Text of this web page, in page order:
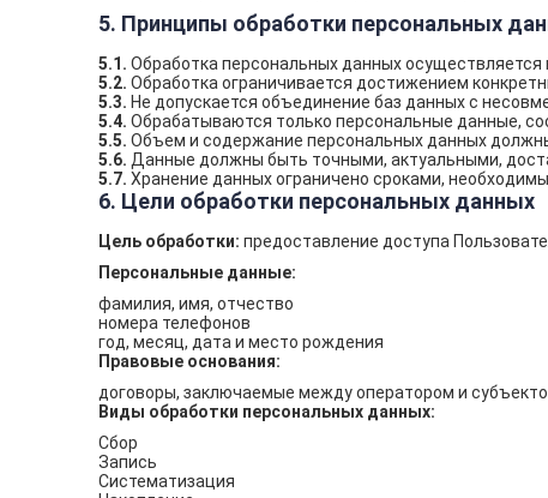
5. Принципы обработки персональных
5.1. Обработка персональных данных осуществляется
5.2. Обработка ограничивается достижением
5.3. Не допускается объединение баз данных с
5.4. Обрабатываются только персональные данные,
5.5. Объем и содержание персональных данных
5.6. Данные должны быть точными, актуальными,
5.7. Хранение данных ограничено сроками,
6. Цели обработки персональных данных
Цель обработки: предоставление доступа
Персональные данные:
фамилия, имя, отчество
номера телефонов
год, месяц, дата и место рождения
Правовые основания:
договоры, заключаемые между оператором и
Виды обработки персональных данных:
Сбор
Запись
Систематизация